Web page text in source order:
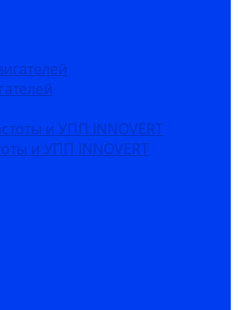
и УПП INNOVERT